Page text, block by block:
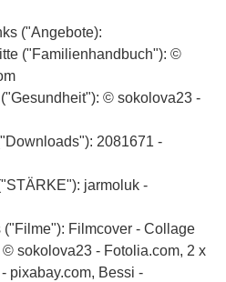
("Angebote):
("Familienhandbuch"): ©
© sokolova23 -
2081671 -
jarmoluk -
("Filme"): Filmcover - Collage
sokolova23 - Fotolia.com, 2 x
pixabay.com, Bessi -